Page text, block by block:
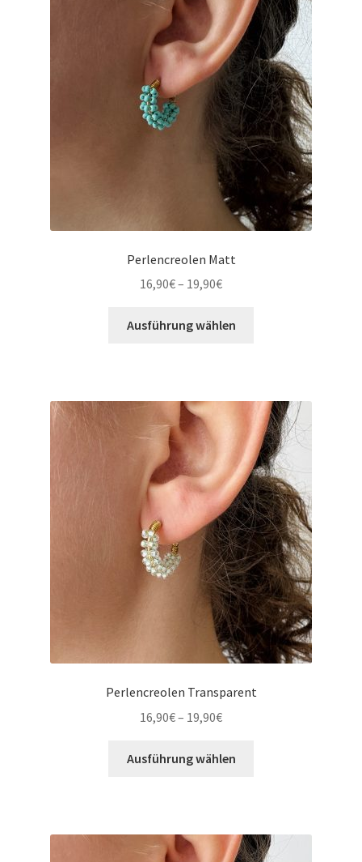
Perlencreolen Matt
16,90€– 19,90€
Ausführung wählen
Perlencreolen Transparent
16,90€– 19,90€
Ausführung wählen